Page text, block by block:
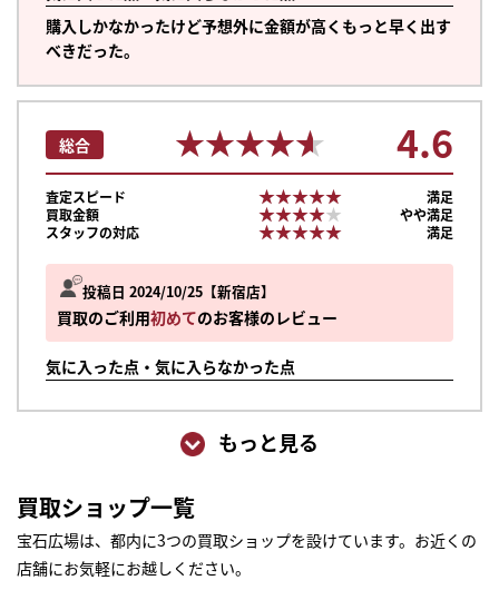
購入しかなかったけど予想外に金額が高くもっと早く出す
べきだった。
投稿日 2024/10/25 新宿店
買取のご利用初めてのお客様のレビュー
気に入った点・気に入らなかった点
総合 ★★★★★
★★★★★ 4.6
査定スピード ★★★★★
★★★★★
満足
買取金額
★★★★★
★★★★★
やや満足
スタッフの対応
★★★★★
★★★★★ 満足
もっと見る
買取ショップ一覧
宝石広場は、都内に3つの買取ショップを設けています。お近くの
店舗にお気軽にお越しください。